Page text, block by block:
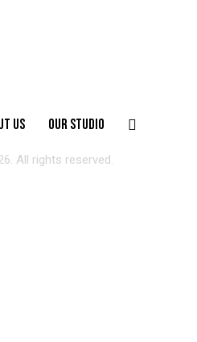
US OUR STUDIO
All rights reserved.